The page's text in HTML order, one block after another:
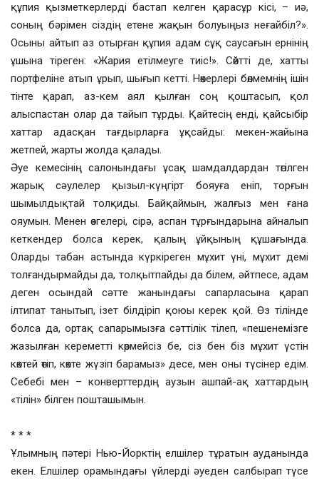
құпия қызметкерлерді бастап келген қарасұр кісі, – иә,
соның бәрімен сіздің етене жақын болуыңыз неғайбіл?».
Осыны айтып аз отырған құпия адам сұқ саусағын ернінің
ұшына тіреген: «Жария етілмеуге тиіс!». Сөйтті де, хатты
портфеліне атып ұрып, шығып кетті. Нөкерлері бөлмемнің ішін
тінте қарап, аз-кем аял қылған соң қоштасып, қол
алыспастан олар да тайып тұрды. Қайтесің енді, қайсыбір
хаттар адасқан тағдырларға ұқсайды: мекен-жайына
жетпей, жарты жолда қалады.
Әуе кемесінің салонындағы ұсақ шамдалдардан төгілген
жарық сәулелер қызыл-күңгірт бояуға еніп, торғын
шымылдықтай толқиды. Байқаймын, жалғыз мен ғана
ояумын. Менен өзгелері, сірә, аспан тұрғындарына айналып
кеткендер болса керек, қалың ұйқының құшағында.
Оларды табан астында күркіреген мұхит үні, мұхит демі
толғандырмайды да, толқытпайды да білем, әйтпесе, адам
деген осындай сәтте жанындағы сапарласына қарап
ілтипат танытып, ізет білдіріп қоюы керек қой. Өз тілінде
болса да, ортақ сапарымызға сәттілік тілеп, «пешенемізге
жазылған кереметті көрмейсіз бе, сіз бен біз мұхит үстін
көктей өтіп, көкте жүзіп барамыз» десе, мен оны түсінер едім.
Себебі мен – конверттердің аузын ашпай-ақ хаттардың
«тілін» білген пошташымын.
* * *
Ұлымның пәтері Нью-Йорктің елшілер тұратын ауданында
екен. Елшілер орамындағы үйлерді әуеден салбырап түсе